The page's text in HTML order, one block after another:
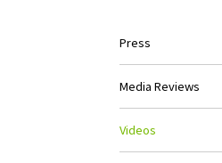
Press
Media Reviews
Videos